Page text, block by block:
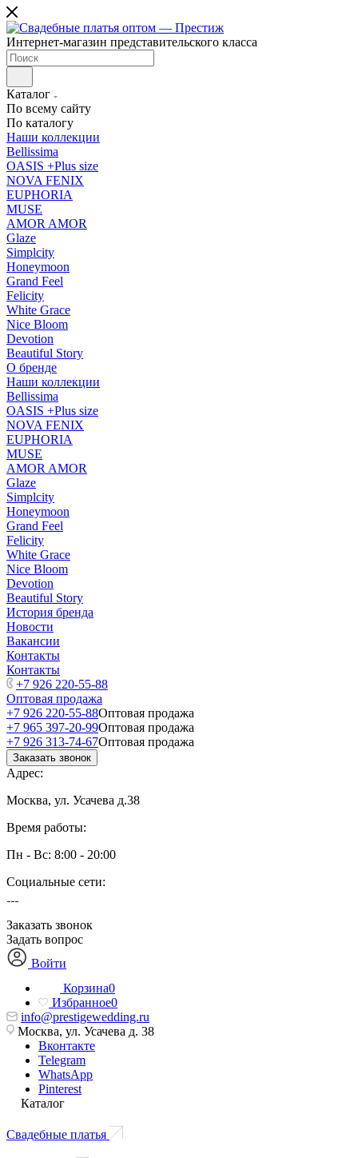
Интернет-магазин представительского класса
Каталог
По всему сайту
По каталогу
Наши коллекции
Bellissima
OASIS +Plus size
NOVA FENIX
EUPHORIA
MUSE
AMOR AMOR
Glaze
Simplcity
Honeymoon
Grand Feel
Felicity
White Grace
Nice Bloom
Devotion
Beautiful Story
О бренде
Наши коллекции
Bellissima
OASIS +Plus size
NOVA FENIX
EUPHORIA
MUSE
AMOR AMOR
Glaze
Simplcity
Honeymoon
Grand Feel
Felicity
White Grace
Nice Bloom
Devotion
Beautiful Story
История бренда
Новости
Вакансии
Контакты
Контакты
+7 926 220-55-88
Оптовая продажа
+7 926 220-55-88Оптовая продажа
+7 965 397-20-99Оптовая продажа
+7 926 313-74-67Оптовая продажа
Заказать звонок
Адрес:
Москва, ул. Усачева д.38
Время работы:
Пн - Вс: 8:00 - 20:00
Социальные сети:
Заказать звонок
Задать вопрос
Войти
Корзина0
Избранное0
info@prestigewedding.ru
Москва, ул. Усачева д. 38
Вконтакте
Telegram
WhatsApp
Pinterest
Каталог
Свадебные платья